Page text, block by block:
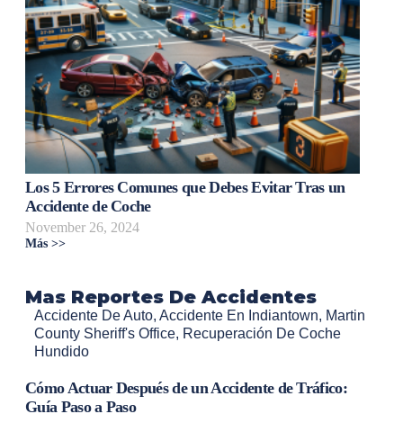
Los 5 Errores Comunes que Debes Evitar Tras un
Accidente de Coche
November 26, 2024
Más >>
Mas Reportes De Accidentes
Accidente De Auto, Accidente En Indiantown, Martin
County Sheriff's Office, Recuperación De Coche
Hundido
Cómo Actuar Después de un Accidente de Tráfico:
Guía Paso a Paso